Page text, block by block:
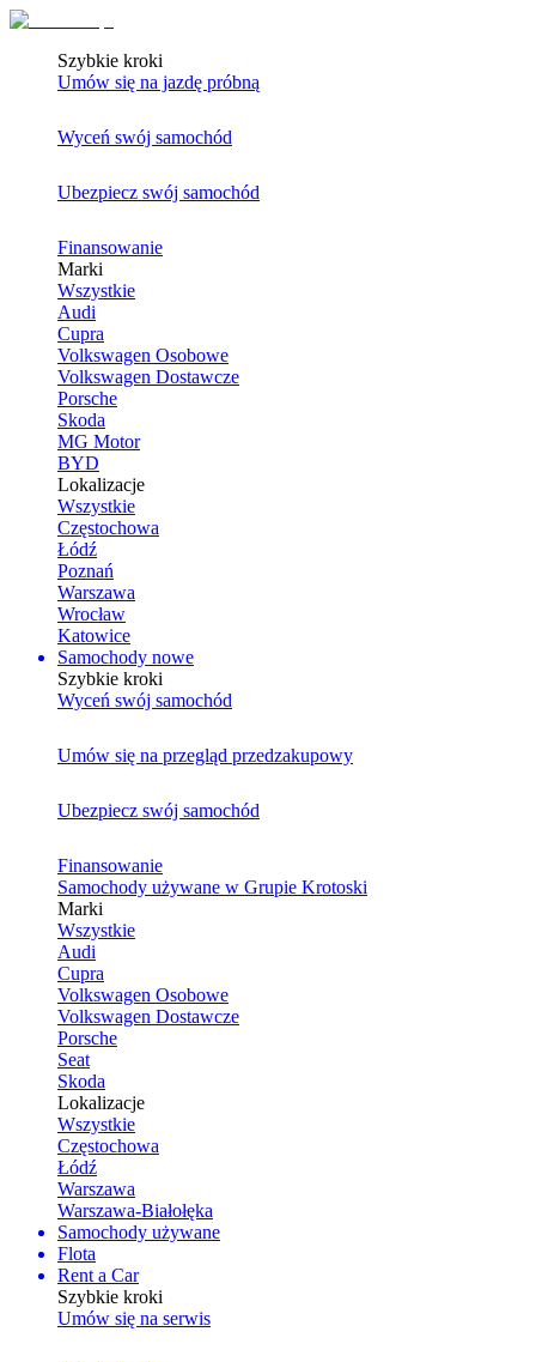
Szybkie kroki
Umów się na jazdę próbną
Wyceń swój samochód
Ubezpiecz swój samochód
Finansowanie
Marki
Wszystkie
Audi
Cupra
Volkswagen Osobowe
Volkswagen Dostawcze
Porsche
Skoda
MG Motor
BYD
Lokalizacje
Wszystkie
Częstochowa
Łódź
Poznań
Warszawa
Wrocław
Katowice
Samochody nowe
Szybkie kroki
Wyceń swój samochód
Umów się na przegląd przedzakupowy
Ubezpiecz swój samochód
Finansowanie
Samochody używane w Grupie Krotoski
Marki
Wszystkie
Audi
Cupra
Volkswagen Osobowe
Volkswagen Dostawcze
Porsche
Seat
Skoda
Lokalizacje
Wszystkie
Częstochowa
Łódź
Warszawa
Warszawa-Białołęka
Samochody używane
Flota
Rent a Car
Szybkie kroki
Umów się na serwis